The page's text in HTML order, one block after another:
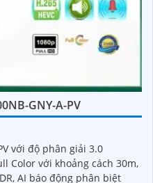
GNY-A-PV
với độ phân giải 3.0
Color với khoảng cách 30m,
AI báo động phân biệt